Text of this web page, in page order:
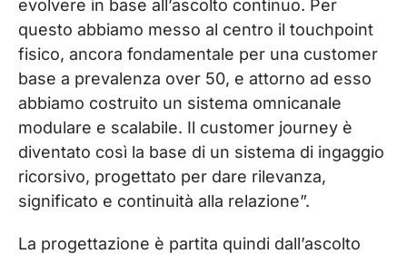
evolvere in base all’ascolto continuo. Per
questo abbiamo messo al centro il touchpoint
fisico, ancora fondamentale per una customer
base a prevalenza over 50, e attorno ad esso
abbiamo costruito un sistema omnicanale
modulare e scalabile. Il customer journey è
diventato così la base di un sistema di ingaggio
ricorsivo, progettato per dare rilevanza,
significato e continuità alla relazione”.
La progettazione è partita quindi dall’ascolto